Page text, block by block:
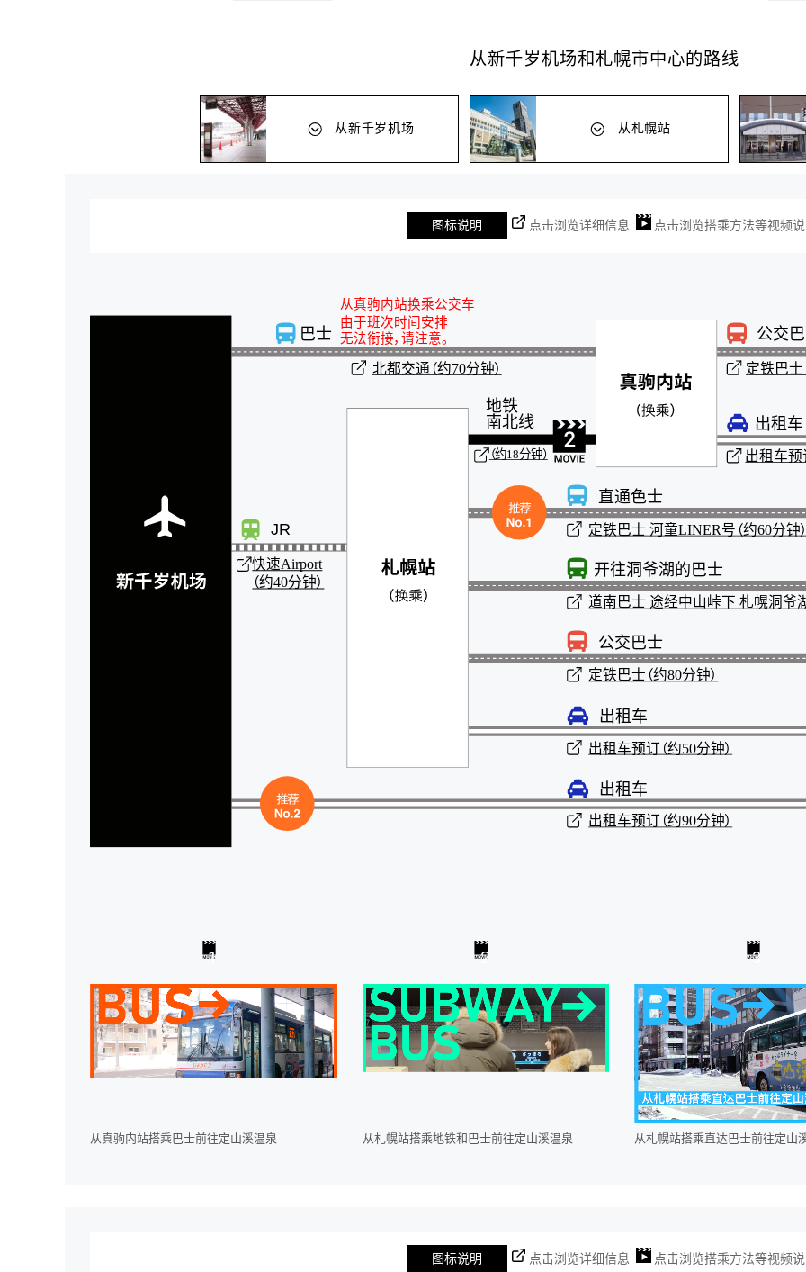
从新千岁机场和札幌市中心的路线
从新千岁机场
图标说明 点击浏览详细信息 点击浏览搭乘方法等视频
快速Airport
（约40分钟）
地铁
南北线
（约18分钟）
出租车
出租车
公交巴士
开往洞爷湖的巴士
直通色士
出租车
JR
公交
巴士
从真驹内站换乘公交车
由于班次时间安排
无法衔接，请注意。
出租车预订（约90分钟）
出租车预订（约50分钟）
定铁巴士（约80分钟）
道南巴士途经中山峠下 札幌洞爷
定铁巴士 河童LINER号 （约60分钟
出租车预
定铁巴士
北都交通（约70分钟）
1
从真驹内站搭乘巴士前往定山溪温泉
2
从札幌站搭乘地铁和巴士前往定山溪温泉
3
从札幌站搭乘直达巴士前往定山
从札幌站
图标说明 点击浏览详细信息 点击浏览搭乘方法等视频